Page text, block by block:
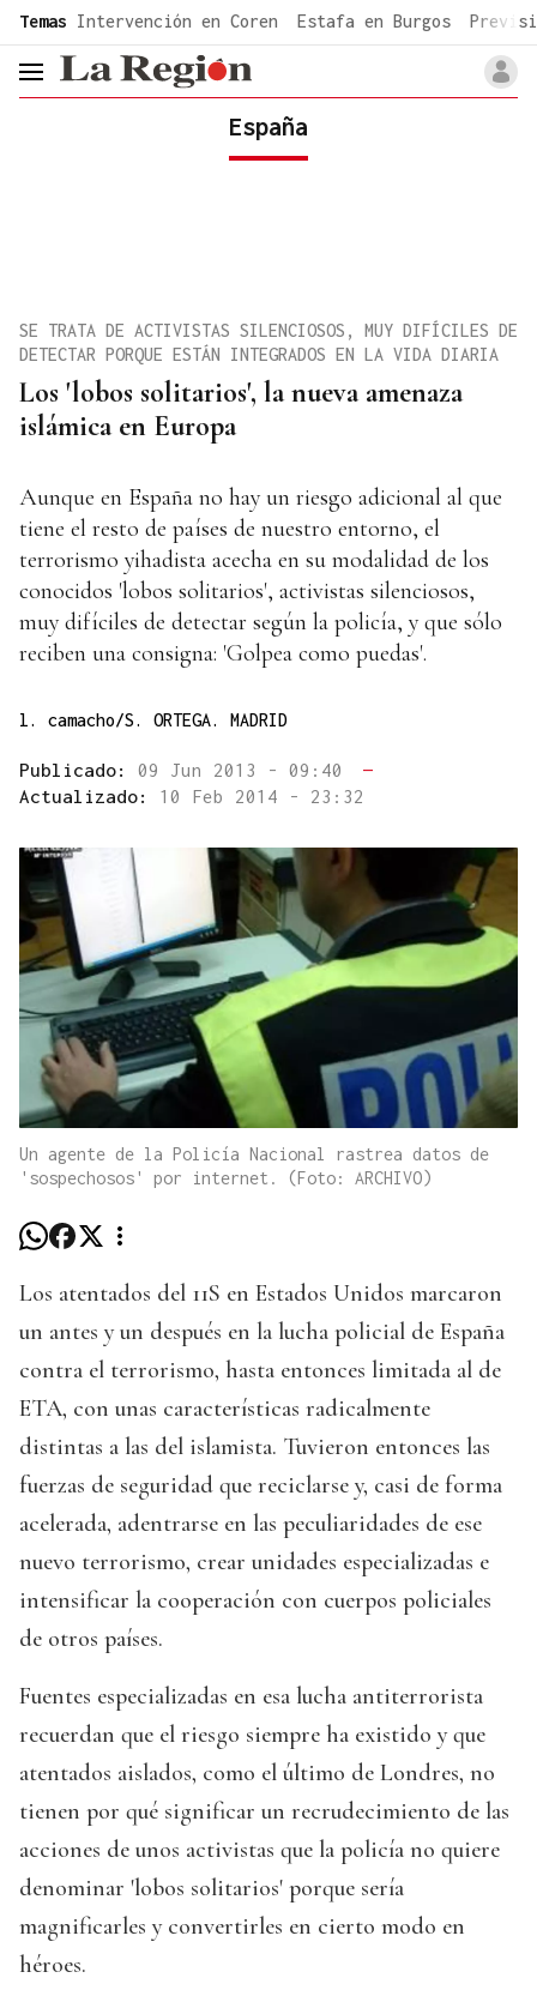
common.go-to-content
Temas Intervención en Coren Estafa en Burgos
header.menu.open
España
Los 'lobos solitarios', la nueva amenaza
islámica en Europa
SE TRATA DE ACTIVISTAS SILENCIOSOS, MUY DIFÍCILES DE
DETECTAR PORQUE ESTÁN INTEGRADOS EN LA VIDA DIARIA
Aunque en España no hay un riesgo adicional al que
tiene el resto de países de nuestro entorno, el
terrorismo yihadista acecha en su modalidad de los
conocidos 'lobos solitarios', activistas silenciosos,
muy difíciles de detectar según la policía, y que sólo
reciben una consigna: 'Golpea como puedas'.
l. camacho/S. ORTEGA. MADRID
Publicado: 09 Jun 2013 - 09:40
—
Actualizado: 10 Feb 2014 - 23:32
Un agente de la Policía Nacional rastrea datos de
'sospechosos' por internet. (Foto: ARCHIVO)
Los atentados del 11S en Estados Unidos marcaron
un antes y un después en la lucha policial de España
contra el terrorismo, hasta entonces limitada al de
ETA, con unas características radicalmente
distintas a las del islamista. Tuvieron entonces las
fuerzas de seguridad que reciclarse y, casi de forma
acelerada, adentrarse en las peculiaridades de ese
nuevo terrorismo, crear unidades especializadas e
intensificar la cooperación con cuerpos policiales
de otros países.
Fuentes especializadas en esa lucha antiterrorista
recuerdan que el riesgo siempre ha existido y que
atentados aislados, como el último de Londres, no
tienen por qué significar un recrudecimiento de las
acciones de unos activistas que la policía no quiere
denominar 'lobos solitarios' porque sería
magnificarles y convertirles en cierto modo en
héroes.